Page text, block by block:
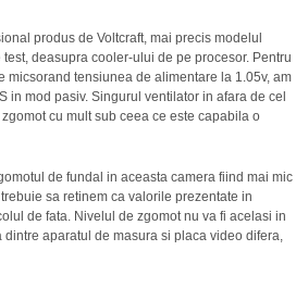
produs de Voltcraft, mai precis modelul
deasupra cooler-ului de pe procesor. Pentru
micsorand tensiunea de alimentare la 1.05v, am
mod pasiv. Singurul ventilator in afara de cel
cu mult sub ceea ce este capabila o
de fundal in aceasta camera fiind mai mic
sa retinem ca valorile prezentate in
de fata. Nivelul de zgomot nu va fi acelasi in
aparatul de masura si placa video difera,